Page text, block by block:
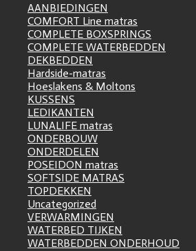
AANBIEDINGEN
COMFORT Line matras
COMPLETE BOXSPRINGS
COMPLETE WATERBEDDEN
DEKBEDDEN
Hardside-matras
Hoeslakens & Moltons
KUSSENS
LEDIKANTEN
LUNALIFE matras
ONDERBOUW
ONDERDELEN
POSEIDON matras
SOFTSIDE MATRAS
TOPDEKKEN
Uncategorized
VERWARMINGEN
WATERBED TIJKEN
WATERBEDDEN ONDERHOUD